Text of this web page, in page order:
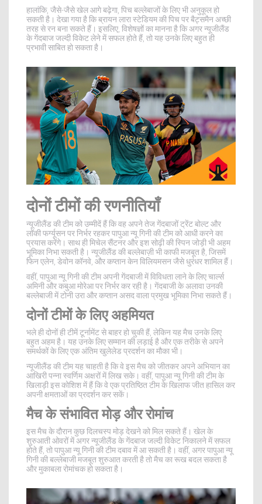
हालांकि, जैसे-जैसे खेल आगे बढ़ेगा, पिच बल्लेबाजों के लिए भी अनुकूल हो
सकती है। देखा गया है कि ब्रायन लारा स्टेडियम की पिच पर बैट्समैन अच्छी
तरह से रन बना सकते हैं। इसलिए, विशेषज्ञों का मानना है कि अगर न्यूजीलैंड
के गेंदबाज जल्दी विकेट लेने में सफल होते हैं, तो यह उनके लिए बहुत ही
प्रभावी साबित हो सकता है।
दोनों टीमों की रणनीतियाँ
न्यूजीलैंड की टीम को उम्मीदें हैं कि वह अपने तेज गेंदबाजों ट्रेंट बोल्ट और
लॉकी फर्ग्यूसन पर निर्भर रहकर पापुआ न्यू गिनी की टीम को आधी करने का
प्रयास करेंगे। साथ ही मिचेल सैंटनर और इश सोढ़ी की स्पिन जोड़ी भी अहम
भूमिका निभा सकती है। न्यूजीलैंड की बल्लेबाज़ी भी काफी मजबूत है, जिसमें
फिन एलेन, डेवोन कॉनवे, और कप्तान केन विलियमसन जैसे धुरंधर शामिल हैं।
वहीं, पापुआ न्यू गिनी की टीम अपनी गेंदबाजी में विविधता लाने के लिए चार्ल्स
अमिनी और कबुआ मोरेआ पर निर्भर कर रही है। गेंदबाजी के अलावा उनकी
बल्लेबाजी में टोनी उरा और कप्तान असद वाला प्रमुख भूमिका निभा सकते हैं।
दोनों टीमों के लिए अहमियत
भले ही दोनों ही टीमें टूर्नामेंट से बाहर हो चुकी हैं, लेकिन यह मैच उनके लिए
बहुत अहम है। यह उनके लिए सम्मान की लड़ाई है और एक तरीके से अपने
समर्थकों के लिए एक अंतिम खुलेलेड प्रदर्शन का मौका भी।
न्यूजीलैंड की टीम यह चाहती है कि वे इस मैच को जीतकर अपने अभियान का
आखिरी पन्ना स्वर्णिम अक्षरों में लिख सके। वहीं, पापुआ न्यू गिनी की टीम के
खिलाड़ी इस कोशिश में हैं कि वे एक प्रतिष्ठित टीम के खिलाफ जीत हासिल कर
अपनी क्षमताओं का प्रदर्शन कर सकें।
मैच के संभावित मोड़ और रोमांच
इस मैच के दौरान कुछ दिलचस्प मोड़ देखने को मिल सकते हैं। खेल के
शुरुआती ओवरों में अगर न्यूजीलैंड के गेंदबाज जल्दी विकेट निकालने में सफल
होते हैं, तो पापुआ न्यू गिनी की टीम दबाव में आ सकती है। वहीं, अगर पापुआ न्यू
गिनी की बल्लेबाजी मजबूत शुरुआत करती है तो मैच का रूख बदल सकता है
और मुकाबला रोमांचक हो सकता है।